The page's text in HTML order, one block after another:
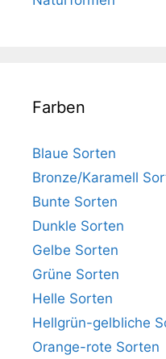
Farben
Blaue Sorten
Bronze/Karamell
Bunte Sorten
Dunkle Sorten
Gelbe Sorten
Grüne Sorten
Helle Sorten
Hellgrün-gelbliche
Orange-rote Sorten